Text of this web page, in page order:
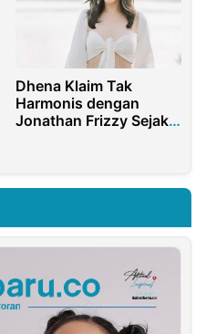
Dhena Klaim Tak
Harmonis dengan
Jonathan Frizzy Sejak